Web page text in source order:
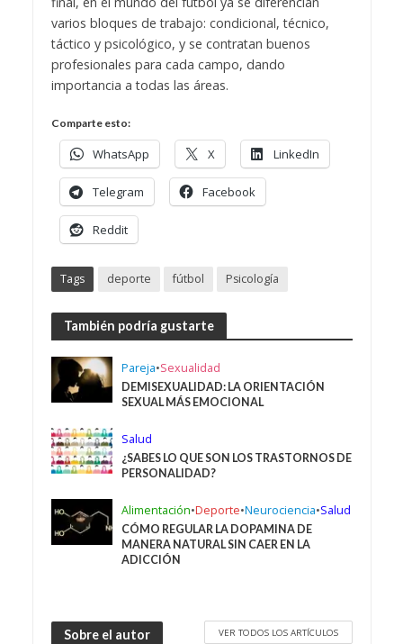
varios bloques de trabajo: condicional, técnico,
táctico y psicológico, y se contratan buenos
profesionales para cada campo, dando
importancia a todas las áreas.
Comparte esto:
WhatsApp X LinkedIn
Telegram Facebook
Reddit
Tags deporte fútbol Psicología
También podría gustarte
Pareja•Sexualidad
DEMISEXUALIDAD: LA ORIENTACIÓN
SEXUAL MÁS EMOCIONAL
Salud
¿SABES LO QUE SON LOS TRASTORNOS DE
PERSONALIDAD?
Alimentación•Deporte•Neurociencia•Salud
CÓMO REGULAR LA DOPAMINA DE
MANERA NATURAL SIN CAER EN LA
ADICCIÓN
Sobre el autor VER TODOS LOS ARTÍCULOS